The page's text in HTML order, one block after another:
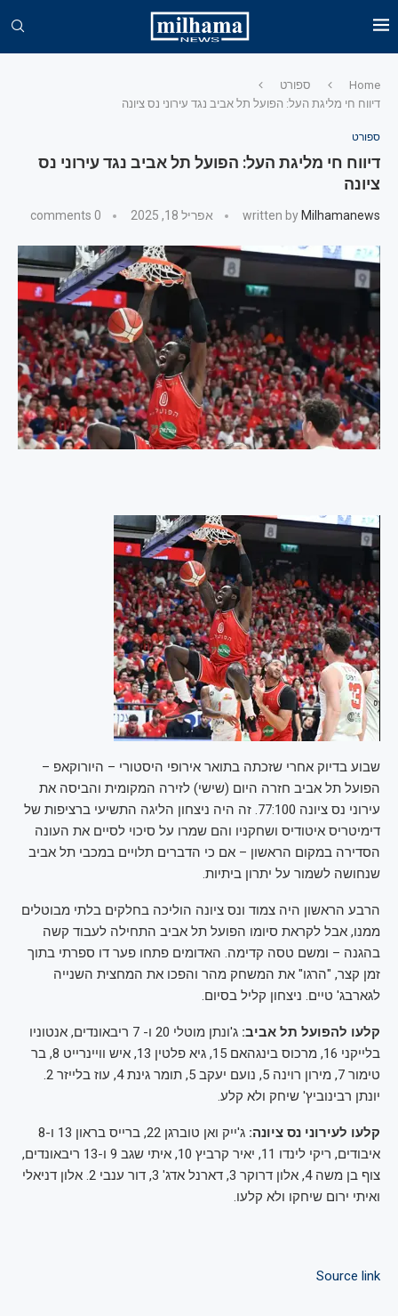
Home
ספורט
דיווח חי מליגת העל: הפועל תל אביב נגד עירוני נס ציונה
ספורט
דיווח חי מליגת העל: הפועל תל אביב נגד עירוני נס
ציונה
written by Milhamanews אפריל 18, 2025 0 comments
שבוע בדיוק אחרי שזכתה בתואר אירופי היסטורי – היורוקאפ –
הפועל תל אביב חזרה היום (שישי) לזירה המקומית והביסה את
עירוני נס ציונה 77:100. זה היה ניצחון הליגה התשיעי ברציפות של
דימיטריס איטודיס ושחקניו והם שמרו על סיכוי לסיים את העונה
הסדירה במקום הראשון – אם כי הדברים תלויים במכבי תל אביב
שנחושה לשמור על יתרון ביתיות.
הרבע הראשון היה צמוד ונס ציונה הוליכה בחלקים בלתי מבוטלים
ממנו, אבל לקראת סיומו הפועל תל אביב התחילה לעבוד קשה
בהגנה – ומשם טסה קדימה. האדומים פתחו פער דו ספרתי בתוך
זמן קצר, "הרגו" את המשחק מהר והפכו את המחצית השנייה
לגארבג' טיים. ניצחון קליל בסיום.
קלעו להפועל תל אביב:
ג'ונתן מוטלי 20 ו- 7 ריבאונדים, אנטוניו
בלייקני 16, מרכוס בינגהאם 15, גיא פלטין 13, איש וויינרייט 8, בר
טימור 7, מירון רוינה 5, נועם יעקב 5, תומר גינת 4, עוז בלייזר 2.
יונתן רבינוביץ' שיחק ולא קלע.
קלעו לעירוני נס ציונה:
ג'ייק ואן טוברגן 22, ברייס בראון 13 ו-8
איבודים, ריקי לינדו 11, יאיר קרביץ 10, איתי שגב 9 ו-13 ריבאונדים,
צוף בן משה 4, אלון דרוקר 3, דארנל אדג' 3, דור ענבי 2. אלון דניאלי
ואיתי ירום שיחקו ולא קלעו.
Source link